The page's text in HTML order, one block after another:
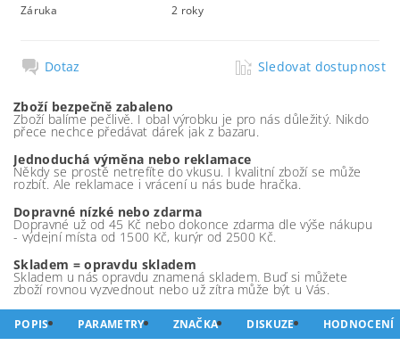
Záruka 2 roky
Dotaz Sledovat dostupnost
Zboží bezpečně zabaleno
Zboží balíme pečlivě. I obal výrobku je pro nás důležitý. Nikdo
přece nechce předávat dárek jak z bazaru.
Jednoduchá výměna nebo reklamace
Někdy se prostě netrefíte do vkusu. I kvalitní zboží se může
rozbít. Ale reklamace i vrácení u nás bude hračka.
Dopravné nízké nebo zdarma
Dopravné už od 45 Kč nebo dokonce zdarma dle výše nákupu
- výdejní místa od 1500 Kč, kurýr od 2500 Kč.
Skladem = opravdu skladem
Skladem u nás opravdu znamená skladem. Buď si můžete
zboží rovnou vyzvednout nebo už zítra může být u Vás.
POPIS PARAMETRY ZNAČKA DISKUZE HODNOCENÍ